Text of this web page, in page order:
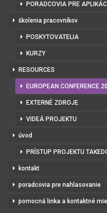
PORADCOVIA PRE
školenia pracovníkov
POSKYTOVATELIA
KURZY
RESOURCES
EUROPEAN CONFERENCE
EXTERNÉ ZDROJE
VIDEÁ PROJEKTU
úvod
PRÍSTUP PROJEKTU
kontakt
poradcovia pre nahlasovanie
pomocná linka a kontaktné